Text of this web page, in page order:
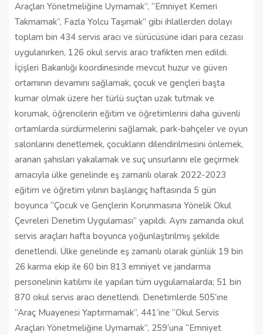
Araçları Yönetmeliğine Uymamak”, “Emniyet Kemeri
Takmamak”, Fazla Yolcu Taşımak” gibi ihlallerden dolayı
toplam bin 434 servis aracı ve sürücüsüne idari para cezası
uygulanırken, 126 okul servis aracı trafikten men edildi.
İçişleri Bakanlığı koordinesinde mevcut huzur ve güven
ortamının devamını sağlamak, çocuk ve gençleri başta
kumar olmak üzere her türlü suçtan uzak tutmak ve
korumak, öğrencilerin eğitim ve öğretimlerini daha güvenli
ortamlarda sürdürmelerini sağlamak, park-bahçeler ve oyun
salonlarını denetlemek, çocukların dilendirilmesini önlemek,
aranan şahısları yakalamak ve suç unsurlarını ele geçirmek
amacıyla ülke genelinde eş zamanlı olarak 2022-2023
eğitim ve öğretim yılının başlangıç haftasında 5 gün
boyunca “Çocuk ve Gençlerin Korunmasına Yönelik Okul
Çevreleri Denetim Uygulaması” yapıldı. Aynı zamanda okul
servis araçları hafta boyunca yoğunlaştırılmış şekilde
denetlendi. Ülke genelinde eş zamanlı olarak günlük 19 bin
26 karma ekip ile 60 bin 813 emniyet ve jandarma
personelinin katılımı ile yapılan tüm uygulamalarda; 51 bin
870 okul servis aracı denetlendi. Denetimlerde 505’ine
“Araç Muayenesi Yaptırmamak”, 441’ine “Okul Servis
Araçları Yönetmeliğine Uymamak”, 259’una “Emniyet